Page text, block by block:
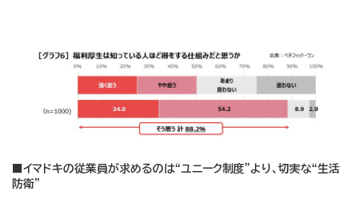
■イマドキの従業員が求めるのは“ユニーク制度”より、切実な“生活
防衛”